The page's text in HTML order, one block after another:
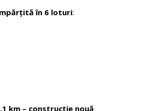
în 6 loturi:
km – construcție nouă